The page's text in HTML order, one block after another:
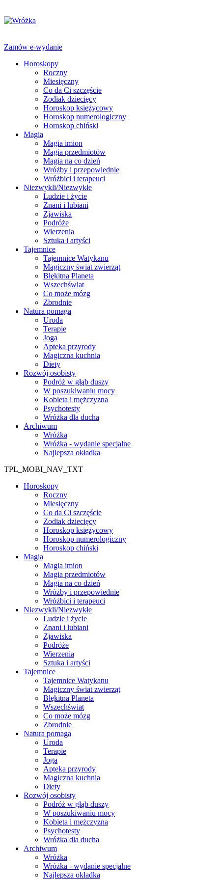
Zamów e-wydanie
Horoskopy
Roczny
Miesięczny
Co da Ci szczęście
Zodiak dziecięcy
Horoskop księżycowy
Horoskop numerologiczny
Horoskop chiński
Magia
Magia imion
Magia przedmiotów
Magia na co dzień
Wróżby i przepowiednie
Wróżbici i terapeuci
Niezwykli/Niezwykłe
Ludzie i życie
Znani i lubiani
Zjawiska
Podróże
Wierzenia
Sztuka i artyści
Tajemnice
Tajemnice Watykanu
Magiczny świat zwierząt
Błękitna Planeta
Wszechświat
Co może mózg
Zbrodnie
Natura pomaga
Uroda
Terapie
Joga
Apteka przyrody
Magiczna kuchnia
Diety
Rozwój osobisty
Podróż w głąb duszy
W poszukiwaniu mocy
Kobieta i mężczyzna
Psychotesty
Wróżka dla ducha
Archiwum
Wróżka
Wróżka - wydanie specjalne
Najlepsza okładka
TPL_MOBI_NAV_TXT
Horoskopy
Roczny
Miesięczny
Co da Ci szczęście
Zodiak dziecięcy
Horoskop księżycowy
Horoskop numerologiczny
Horoskop chiński
Magia
Magia imion
Magia przedmiotów
Magia na co dzień
Wróżby i przepowiednie
Wróżbici i terapeuci
Niezwykli/Niezwykłe
Ludzie i życie
Znani i lubiani
Zjawiska
Podróże
Wierzenia
Sztuka i artyści
Tajemnice
Tajemnice Watykanu
Magiczny świat zwierząt
Błękitna Planeta
Wszechświat
Co może mózg
Zbrodnie
Natura pomaga
Uroda
Terapie
Joga
Apteka przyrody
Magiczna kuchnia
Diety
Rozwój osobisty
Podróż w głąb duszy
W poszukiwaniu mocy
Kobieta i mężczyzna
Psychotesty
Wróżka dla ducha
Archiwum
Wróżka
Wróżka - wydanie specjalne
Najlepsza okładka